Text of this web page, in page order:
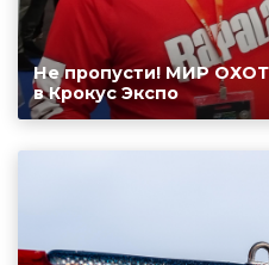
Не пропусти! МИР
в Крокус Экспо